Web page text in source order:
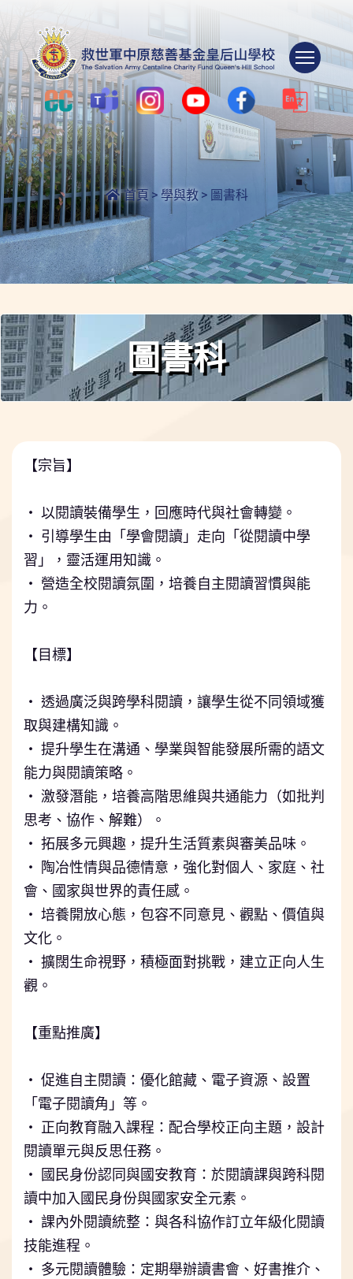
首頁 > 學與教 > 圖書科
圖書科
【宗旨】
‧ 以閱讀裝備學生，回應時代與社會轉變。
‧ 引導學生由「學會閱讀」走向「從閱讀中學
習」，靈活運用知識。
‧ 營造全校閱讀氛圍，培養自主閱讀習慣與能
力。
【目標】
‧ 透過廣泛與跨學科閱讀，讓學生從不同領域獲
取與建構知識。
‧ 提升學生在溝通、學業與智能發展所需的語文
能力與閱讀策略。
‧ 激發潛能，培養高階思維與共通能力（如批判
思考、協作、解難）。
‧ 拓展多元興趣，提升生活質素與審美品味。
‧ 陶冶性情與品德情意，強化對個人、家庭、社
會、國家與世界的責任感。
‧ 培養開放心態，包容不同意見、觀點、價值與
文化。
‧ 擴闊生命視野，積極面對挑戰，建立正向人生
觀。
【重點推廣】
‧ 促進自主閱讀：優化館藏、電子資源、設置
「電子閱讀角」等。
‧ 正向教育融入課程：配合學校正向主題，設計
閱讀單元與反思任務。
‧ 國民身份認同與國安教育：於閱讀課與跨科閱
讀中加入國民身份與國家安全元素。
‧ 課內外閱讀統整：與各科協作訂立年級化閱讀
技能進程。
‧ 多元閱讀體驗：定期舉辦讀書會、好書推介、